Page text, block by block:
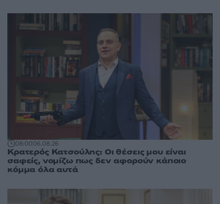
08:0006.08.26
Κρατερός Κατσούλης: Οι θέσεις μου είναι
σαφείς, νομίζω πως δεν αφορούν κάποιο
κόμμα όλα αυτά